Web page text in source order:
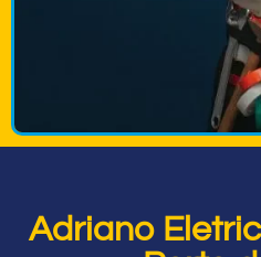
Adriano